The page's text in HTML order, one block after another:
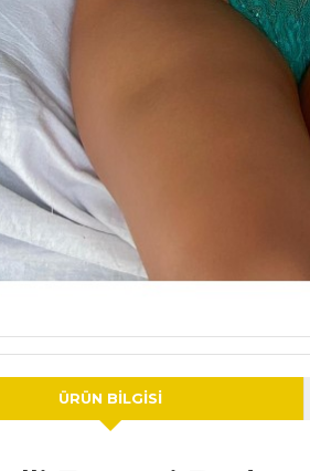
ÜRÜN BILGISI